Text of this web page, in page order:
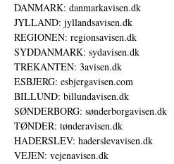
DANMARK: danmarkavisen.dk
JYLLAND: jyllandsavisen.dk
REGIONEN: regionsavisen.dk
SYDDANMARK: sydavisen.dk
TREKANTEN: 3avisen.dk
ESBJERG: esbjergavisen.com
BILLUND: billundavisen.dk
SØNDERBORG: sønderborgavisen.dk
TØNDER: tønderavisen.dk
HADERSLEV: haderslevavisen.dk
VEJEN: vejenavisen.dk